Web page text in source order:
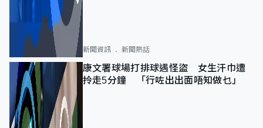
新聞資訊 新聞熱話
康文署球場打排球遇怪盜 女生汗巾遭
拎走5分鐘 「行咗出出面唔知做乜」